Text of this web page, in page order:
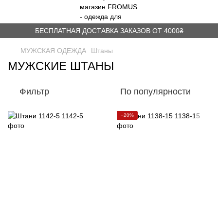
БЕСПЛАТНАЯ ДОСТАВКА ЗАКАЗОВ ОТ 4000₴
МУЖСКАЯ ОДЕЖДА Штаны
МУЖСКИЕ ШТАНЫ
Фильтр По популярности
−20%